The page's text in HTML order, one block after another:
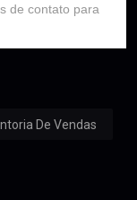
de contato para
De Vendas